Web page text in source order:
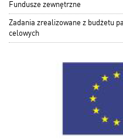
Fundusze zewnętrzne
Zadania zrealizowane z budżetu
celowych